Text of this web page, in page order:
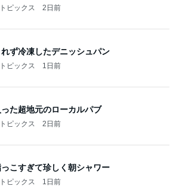
ピックス 2日前
ず冷凍したデニッシュパン
ピックス 1日前
た超地元のローカルパブ
ピックス 2日前
こすぎて珍しく朝シャワー
ピックス 1日前